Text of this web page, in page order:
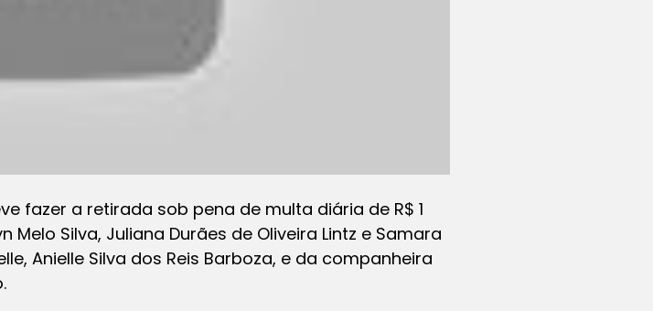
fazer a retirada sob pena de multa diária de R$ 1
Silva, Juliana Durães de Oliveira Lintz e Samara
Anielle Silva dos Reis Barboza, e da companheira